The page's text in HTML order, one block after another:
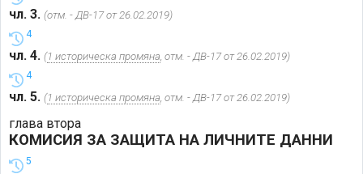
чл. 3. (отм. - ДВ-17 от 26.02.2019)
4
чл. 4. (1 историческа промяна, отм. - ДВ-17 от 26.02.2019)
4
чл. 5. (1 историческа промяна, отм. - ДВ-17 от 26.02.2019)
глава втора
КОМИСИЯ ЗА ЗАЩИТА НА ЛИЧНИТЕ ДАННИ
5